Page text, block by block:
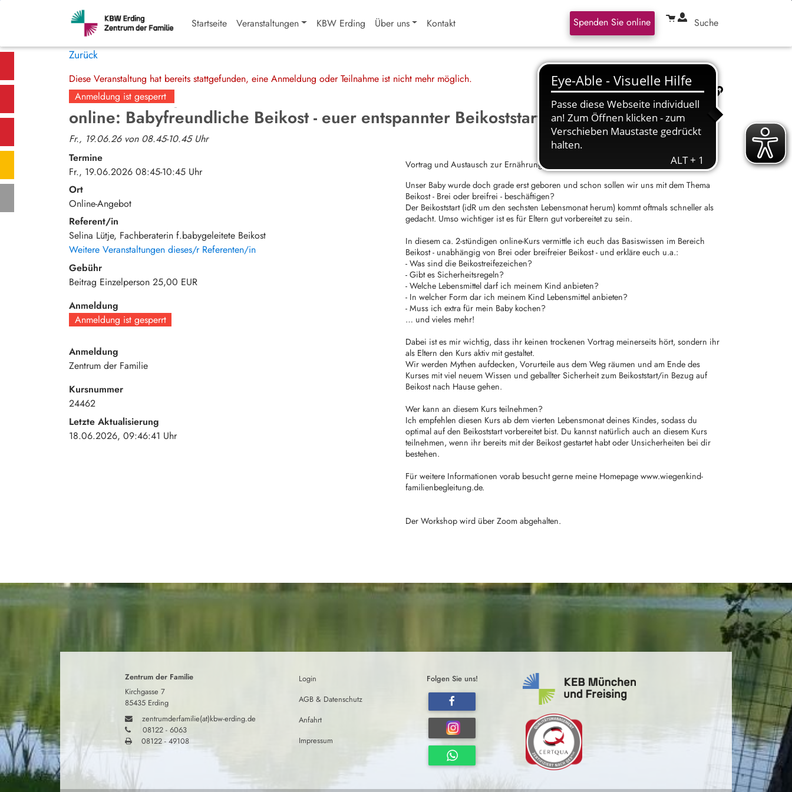
Startseite Veranstaltungen KBW Erding Über uns Kontakt Spenden Sie online Suche
Zurück
Diese Veranstaltung hat bereits stattgefunden, eine Anmeldung oder Teilnahme ist nicht mehr möglich.
Anmeldung ist gesperrt
online: Babyfreundliche Beikost - euer entspannter Beikoststart
Fr., 19.06.26 von 08.45-10.45 Uhr
Vortrag und Austausch zur Ernährung von Babys
Unser Baby wurde doch grade erst geboren und schon sollen wir uns mit dem Thema
Beikost - Brei oder breifrei - beschäftigen?
Der Beikoststart (idR um den sechsten Lebensmonat herum) kommt oftmals schneller als
gedacht. Umso wichtiger ist es für Eltern gut vorbereitet zu sein.
In diesem ca. 2-stündigen online-Kurs vermittle ich euch das Basiswissen im Bereich
Beikost - unabhängig von Brei oder breifreier Beikost - und erkläre euch u.a.:
- Was sind die Beikostreifezeichen?
- Gibt es Sicherheitsregeln?
- Welche Lebensmittel darf ich meinem Kind anbieten?
- In welcher Form dar ich meinem Kind Lebensmittel anbieten?
- Muss ich extra für mein Baby kochen?
… und vieles mehr!
Dabei ist es mir wichtig, dass ihr keinen trockenen Vortrag meinerseits hört, sondern ihr
als Eltern den Kurs aktiv mit gestaltet.
Wir werden Mythen aufdecken, Vorurteile aus dem Weg räumen und am Ende des
Kurses mit viel neuem Wissen und geballter Sicherheit zum Beikoststart/in Bezug auf
Beikost nach Hause gehen.
Wer kann an diesem Kurs teilnehmen?
Ich empfehlen diesen Kurs ab dem vierten Lebensmonat deines Kindes, sodass du
optimal auf den Beikoststart vorbereitet bist. Du kannst natürlich auch an diesem Kurs
teilnehmen, wenn ihr bereits mit der Beikost gestartet habt oder Unsicherheiten bei dir
bestehen.
Für weitere Informationen vorab besucht gerne meine Homepage www.wiegenkind-
familienbegleitung.de.
Der Workshop wird über Zoom abgehalten.
Termine
Fr., 19.06.2026 08:45-10:45 Uhr
Ort
Online-Angebot
Referent/in
Selina Lütje, Fachberaterin f.babygeleitete Beikost
Weitere Veranstaltungen dieses/r Referenten/in
Gebühr
Beitrag Einzelperson 25,00 EUR
Anmeldung
Anmeldung ist gesperrt
Anmeldung
Zentrum der Familie
Kursnummer
24462
Letzte Aktualisierung
18.06.2026, 09:46:41 Uhr
Zentrum der Familie
Kirchgasse 7
85435 Erding
zentrumderfamilie(at)kbw-erding.de
08122 - 6063
08122 - 49108
Login
AGB & Datenschutz
Anfahrt
Impressum
Folgen Sie uns!